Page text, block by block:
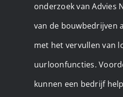
onderzoek van Advies
van de bouwbedrijven
met het vervullen van
uurloonfuncties.
kunnen een bedrijf